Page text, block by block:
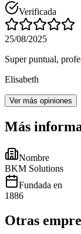
Verificada
25/08/2025
Super puntual,
Elisabeth
Ver más opiniones
Más
Nombre
BKM Solutions
Fundada en
1886
Otras